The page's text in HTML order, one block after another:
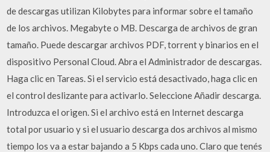
de descargas utilizan Kilobytes para informar sobre el tamaño
de los archivos. Megabyte o MB. Descarga de archivos de gran
tamaño. Puede descargar archivos PDF, torrent y binarios en el
dispositivo Personal Cloud. Abra el Administrador de descargas.
Haga clic en Tareas. Si el servicio está desactivado, haga clic en
el control deslizante para activarlo. Seleccione Añadir descarga.
Introduzca el origen. Si el archivo está en Internet descarga
total por usuario y si el usuario descarga dos archivos al mismo
tiempo los va a estar bajando a 5 Kbps cada uno. Claro que tenés